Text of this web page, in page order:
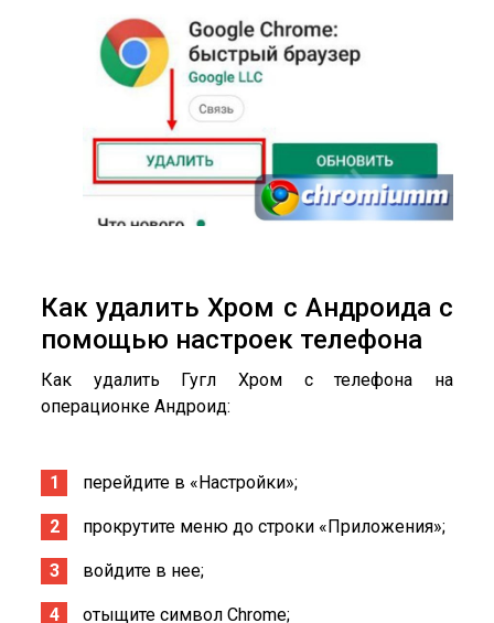
Как удалить Хром с Андроида с
помощью настроек телефона
Как удалить Гугл Хром с телефона на
операционке Андроид:
перейдите в «Настройки»;
прокрутите меню до строки «Приложения»;
войдите в нее;
отыщите символ Chrome;